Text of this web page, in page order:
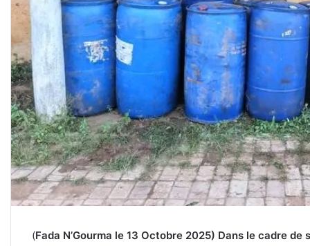
(Fada N’Gourma le 13 Octobre 2025) Dans le cadre